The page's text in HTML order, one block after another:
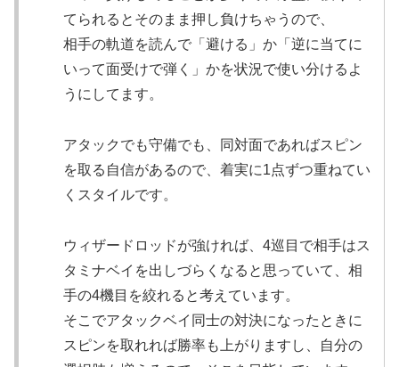
てられるとそのまま押し負けちゃうので、
相手の軌道を読んで「避ける」か「逆に当てに
いって面受けで弾く」かを状況で使い分けるよ
うにしてます。
アタックでも守備でも、同対面であればスピン
を取る自信があるので、着実に1点ずつ重ねてい
くスタイルです。
ウィザードロッドが強ければ、4巡目で相手はス
タミナベイを出しづらくなると思っていて、相
手の4機目を絞れると考えています。
そこでアタックベイ同士の対決になったときに
スピンを取れれば勝率も上がりますし、自分の